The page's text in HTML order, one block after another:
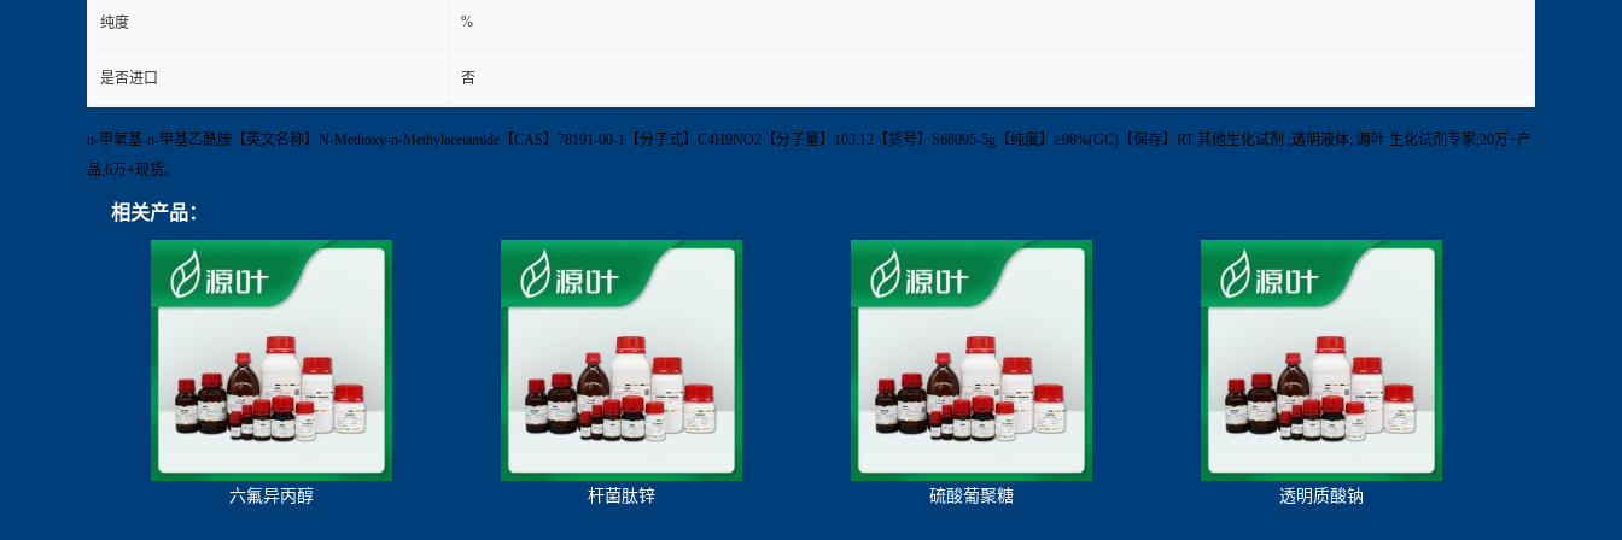
纯度 %
是否进口 否
n-甲氧基-n-甲基乙酰胺【英文名称】N-Methoxy-n-Methylacetamide【CAS】78191-00-1【分子式】C4H9NO2【分子量】103.12【货号】S68095-5g【纯度】≥98%(GC)【保存】RT 其他生化试剂 ;透明液体; 源叶 生化试剂专家;20万+产
品,6万+现货。
相关产品：
六氟异丙醇 杆菌肽锌 硫酸葡聚糖 透明质酸钠